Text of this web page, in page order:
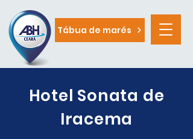
Tábua de marés
Hotel Sonata de
Iracema